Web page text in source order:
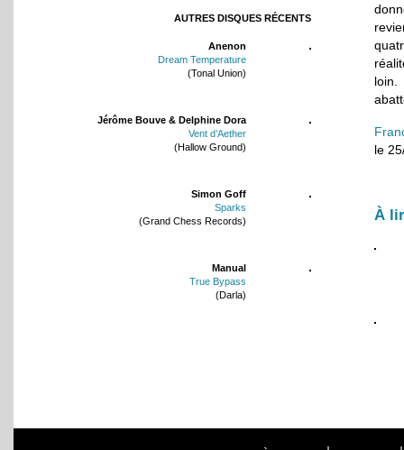
AUTRES DISQUES RÉCENTS
Anenon
Dream Temperature
(Tonal Union)
Jérôme Bouve & Delphine Dora
Vent d’Aether
(Hallow Ground)
Simon Goff
Sparks
(Grand Chess Records)
Manual
True Bypass
(Darla)
loin.
le
À